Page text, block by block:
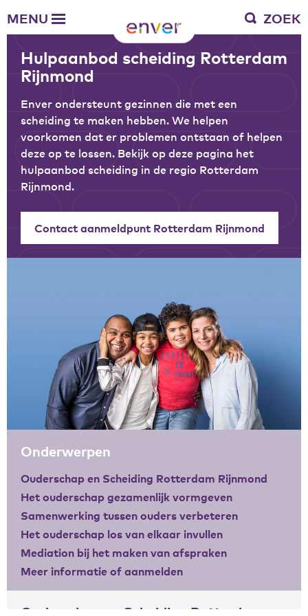
MENU ZOEK
Waar we voor staan
Verantwoording
Bestuur en toezicht
Zakelijke gegevens
Werken bij Enver
Vacatures
Stages
Enver als werkgever
Vrienden van Enver
Algemeen
Persoonlijke informatie en privacy
Privacyverklaring website
Klachtenregeling
Disclaimer
Hulpaanbod scheiding Rotterdam
Rijnmond
Enver ondersteunt gezinnen die met een
scheiding te maken hebben. We helpen
voorkomen dat er problemen ontstaan of helpen
deze op te lossen. Bekijk op deze pagina het
hulpaanbod scheiding in de regio Rotterdam
Rijnmond.
Contact aanmeldpunt Rotterdam Rijnmond
Onderwerpen
Ouderschap en Scheiding Rotterdam Rijnmond
Het ouderschap gezamenlijk vormgeven
Samenwerking tussen ouders verbeteren
Het ouderschap los van elkaar invullen
Mediation bij het maken van afspraken
Meer informatie of aanmelden
Ouderschap en Scheiding Rotterdam